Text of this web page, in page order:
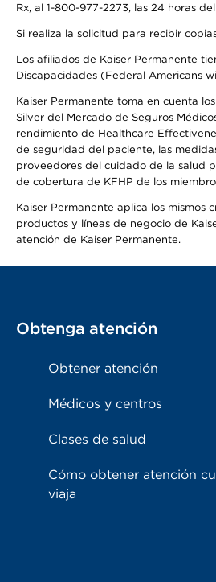
Rx, al 1-800-977-2273, las 24 horas
Si realiza la solicitud para recibir
Los afiliados de Kaiser Permanente
Discapacidades (Federal Americans
Kaiser Permanente toma en cuenta
Silver del Mercado de Seguros
rendimiento de Healthcare
de seguridad del paciente, las
proveedores del cuidado de la salud
de cobertura de KFHP de los
Kaiser Permanente aplica los mismos
productos y líneas de negocio de
atención de Kaiser Permanente.
Obtenga atención
Obtener atención
Médicos y centros
Clases de salud
Cómo obtener atención
viaja